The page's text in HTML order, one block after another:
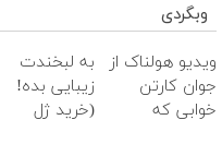
وبگردی
ویدیو هولناک از
جوان کارتن
خوابی که
به لبخندت
زیبایی بده!
(خرید ژل